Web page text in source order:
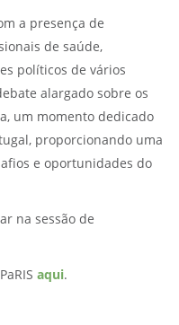
a presença de
de saúde,
políticos de vários
alargado sobre os
um momento dedicado
proporcionando uma
e oportunidades do
na sessão de
aqui.